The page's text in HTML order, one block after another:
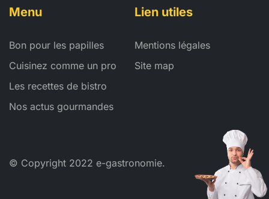
Menu
Bon pour les papilles
Cuisinez comme un pro
Les recettes de bistro
Nos actus gourmandes
Lien utiles
Mentions légales
Site map
© Copyright 2022 e-gastronomie.